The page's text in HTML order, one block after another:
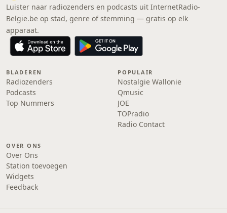
Luister naar radiozenders en podcasts uit InternetRadio-
Belgie.be op stad, genre of stemming — gratis op elk
apparaat.
BLADEREN
Radiozenders
Podcasts
Top Nummers
POPULAIR
Nostalgie Wallonie
Qmusic
JOE
TOPradio
Radio Contact
OVER ONS
Over Ons
Station toevoegen
Widgets
Feedback